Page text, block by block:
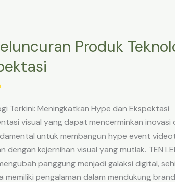
Produk
Terkini: Meningkatkan Hype dan
visual yang dapat mencerminkan inovasi
untuk membangun hype event
kejernihan visual yang mutlak. TEN
panggung menjadi galaksi digital,
pengalaman dalam mendukung